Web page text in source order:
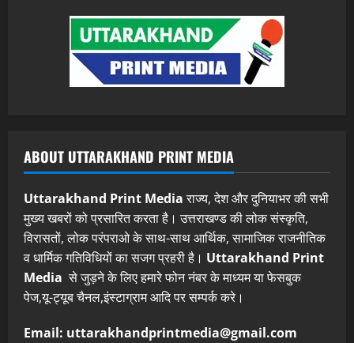
ABOUT UTTARAKHAND PRINT MEDIA
Uttarakhand Print Mediaराज्य, देश और दुनियाभर की सभी
मुख्य खबरों को प्रसारित करता है। उत्तराखण्ड की लोक संस्कृति,
विरासतों, लोक परंपराओ के साथ-साथ आर्थिक, सामाजिक राजनीतिक
व धार्मिक गतिविधियों का सजग प्रहरी है। Uttarakhand Print
Media से जुड़ने के लिए हमारे फोन नंबर के माध्यम या फेसबुक
पेज,यू-ट्यूब चैनल,इंस्टाग्राम आदि पर सम्पर्क करे।
Email: uttarakhandprintmedia@gmail.com